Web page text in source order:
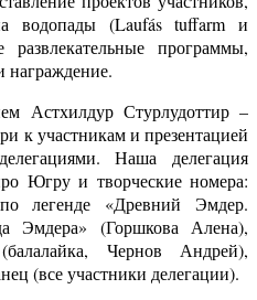
водопады (Laufás tuffarm и
развлекательные программы,
награждение.
Астхилдур Стурлудоттир –
к участникам и презентацией
Наша делегация
Югру и творческие номера:
легенде «Древний Эмдер.
Эмдера» (Горшкова Алена),
Чернов Андрей),
(все участники делегации).